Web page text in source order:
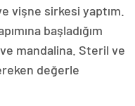
vişne sirkesi yaptım.
başladığım
mandalina. Steril ve
değerle